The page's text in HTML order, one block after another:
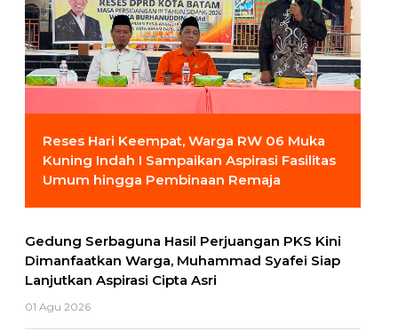
Reses Hari Keempat, Warga RW 06 Muka
Kuning Indah I Sampaikan Aspirasi Fasilitas
Umum hingga Pembinaan Remaja
Gedung Serbaguna Hasil Perjuangan PKS Kini
Dimanfaatkan Warga, Muhammad Syafei Siap
Lanjutkan Aspirasi Cipta Asri
01 Agu 2026